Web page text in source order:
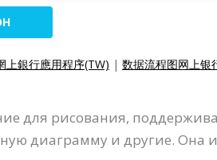
上銀行應用程序(TW) | 数据流程图网上银
для рисования,
диаграмму и другие. Она